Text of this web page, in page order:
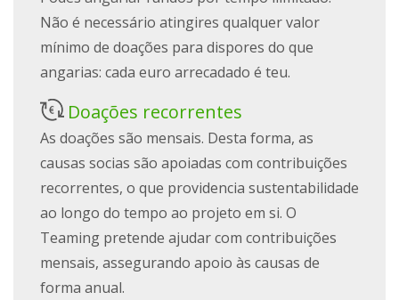
Não é necessário atingires qualquer valor
mínimo de doações para dispores do que
angarias: cada euro arrecadado é teu.
Doações recorrentes
As doações são mensais. Desta forma, as
causas socias são apoiadas com contribuições
recorrentes, o que providencia sustentabilidade
ao longo do tempo ao projeto em si. O
Teaming pretende ajudar com contribuições
mensais, assegurando apoio às causas de
forma anual.